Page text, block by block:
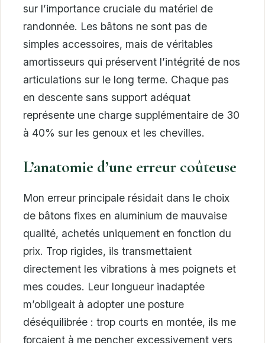
sur l’importance cruciale du matériel de
randonnée. Les bâtons ne sont pas de
simples accessoires, mais de véritables
amortisseurs qui préservent l’intégrité de nos
articulations sur le long terme. Chaque pas
en descente sans support adéquat
représente une charge supplémentaire de 30
à 40% sur les genoux et les chevilles.
L’anatomie d’une erreur coûteuse
Mon erreur principale résidait dans le choix
de bâtons fixes en aluminium de mauvaise
qualité, achetés uniquement en fonction du
prix. Trop rigides, ils transmettaient
directement les vibrations à mes poignets et
mes coudes. Leur longueur inadaptée
m’obligeait à adopter une posture
déséquilibrée : trop courts en montée, ils me
forçaient à me pencher excessivement vers